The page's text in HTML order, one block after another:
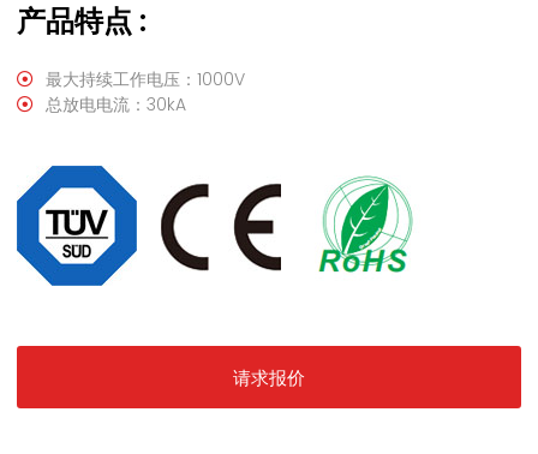
产品特点 :
最大持续工作电压：1000V
总放电电流：30kA
请求报价